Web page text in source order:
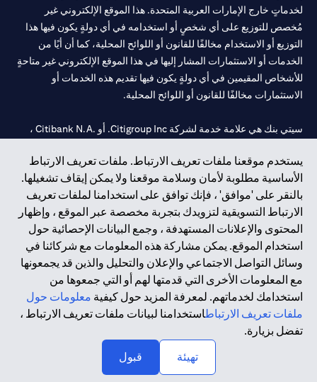
يستخدم موقعنا ملفات تعريف الارتباط. ملفات تعريف الارتباط
الأساسية مطلوبة لأمان وسلامة موقعنا ولا يمكن إيقاف تشغيلها.
بالنقر على 'موافق' ، فإنك توافق على استخدامنا لملفات تعريف
الارتباط التسويقية لتزويدك بتجربة مخصصة عبر الموقع ، وإظهار
المحتوى والإعلانات المستهدفة ، وجمع البيانات الإحصائية حول
استخدام الموقع. يمكن مشاركة هذه المعلومات مع شركائنا في
وسائل التواصل الاجتماعي والإعلان والتحليل والذين قد يجمعونها
مع المعلومات الأخرى التي قدمتها لهم أو التي جمعوها من
استخدامك لخدماتهم. لمعرفة المزيد حول كيفية معلومات حول
ملفات تعريف الارتباطاستخدامنا لبيانات ملفات تعريف الارتباط ،
تفضل بزيارة.
تهيئة
قبول
لخدماتٍ خارج الإمارات العربية المتحدة. هذا الموقع الإلكتروني غير
مُخصص للتوزيع على أي شخصٍ أو استخدامه في أي دولةٍ يكون فيها هذا
التوزيع أو الاستخدام مخالفًا للقانون أو اللوائح المحلية، كما أن أيًا من
الخدمات أو الاستثمارات المشار إليها في هذا الموقع الإلكتروني غير متاحةٍ
للأشخاص المقيمين في أي دولةٍ يكون فيها تقديم هذه الخدمات أو
الاستثمارات مخالفًا للقانون أو اللوائح المحلية.
سيتي بنك هي علامة خدمة لشركة Citigroup Inc. أو .Citibank N.A ،
سيتي بنك إن. إيه. الإمارات مسجل لدى مصرف الإمارات المركزي تحت
أرقام التراخيص 202563 لفرع الوصل في دبي، 531989 لفرع مول
الإمارات في دبي، وCN-1002019لفرع أبوظبي. هاتف: 4000 311 04.
فرع سيتي بنك إن إيه - الإمارات العربية المتحدة مرخص من مصرف
الإمارات العربية المتحدة المركزي كفرع لبنك أجنبي.
سيتي بنك إن إيه الإمارات العربية المتحدة مرخص من هيئة الأوراق المالية
والسلع في الإمارات العربية المتحدة ("SCA") للقيام بالنشاط المالي لـ أ)
الاستشارات المالية والتعريف والترويج بموجب ترخيص رقم
20200000097 ب) وسيط تداول في الأسواق الدولية بموجب ترخيص
حقوق الطبع والنشر محفوظة ©2026 سيتي جروب انك.